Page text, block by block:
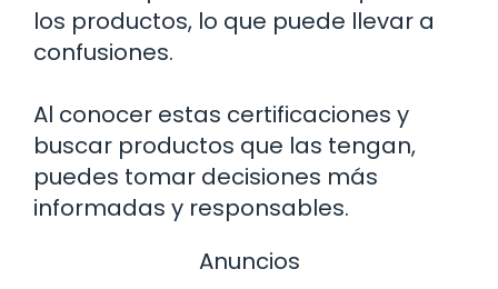
los productos, lo que puede llevar a
confusiones.
Al conocer estas certificaciones y
buscar productos que las tengan,
puedes tomar decisiones más
informadas y responsables.
Anuncios